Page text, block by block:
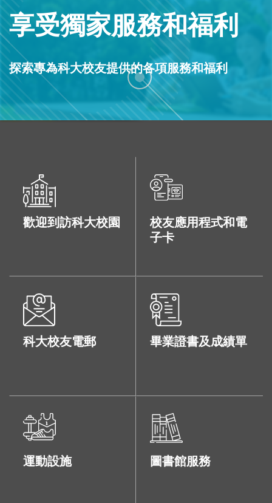
享受獨家服務和福利
探索專為科大校友提供的各項服務和福利
歡迎到訪科大校園
校友應用程式和電
子卡
科大校友電郵 畢業證書及成績單
運動設施 圖書館服務